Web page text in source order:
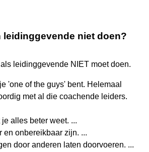
leidinggevende niet doen?
leidinggevende NIET moet doen.
'one of the guys' bent. Helemaal
met al die coachende leiders.
alles beter weet. ...
en onbereikbaar zijn. ...
door anderen laten doorvoeren. ...